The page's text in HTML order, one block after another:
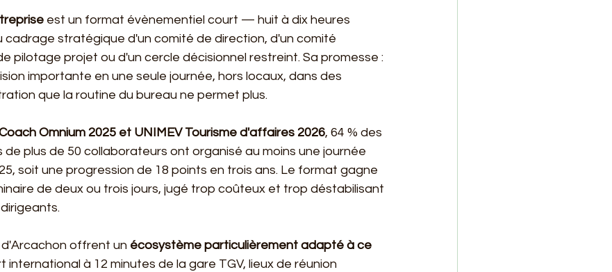
est un format évènementiel court — huit à dix heures
stratégique d'un comité de direction, d'un comité
pilotage projet ou d'un cercle décisionnel restreint. Sa promesse :
importante en une seule journée, hors locaux, dans des
que la routine du bureau ne permet plus.
Omnium 2025 et UNIMEV Tourisme d'affaires 2026, 64 % des
plus de 50 collaborateurs ont organisé au moins une journée
soit une progression de 18 points en trois ans. Le format gagne
de deux ou trois jours, jugé trop coûteux et trop déstabilisant
offrent un écosystème particulièrement adapté à ce
international à 12 minutes de la gare TGV, lieux de réunion